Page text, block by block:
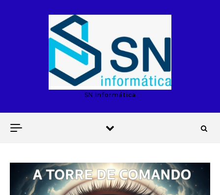
SN Informática